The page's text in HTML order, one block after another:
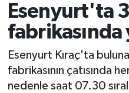
Esenyurt'ta
fabrikasında
Esenyurt Kıraç'ta
fabrikasının çatısında
nedenle saat 07.30
SAĞLIK
SPOR
TEKNOLOJİ
Tüm Manşetler
Son Dakika Haberleri
Haber Arşivi